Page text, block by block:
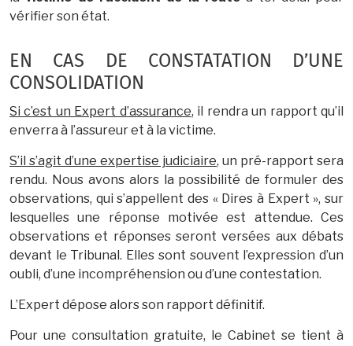
vérifier son état.
EN CAS DE CONSTATATION D’UNE
CONSOLIDATION
Si c’est un Expert d’assurance, il rendra un rapport qu’il
enverra à l’assureur et à la victime.
S’il s’agit d’une expertise judiciaire, un pré-rapport sera
rendu. Nous avons alors la possibilité de formuler des
observations, qui s’appellent des « Dires à Expert », sur
lesquelles une réponse motivée est attendue. Ces
observations et réponses seront versées aux débats
devant le Tribunal. Elles sont souvent l’expression d’un
oubli, d’une incompréhension ou d’une contestation.
L’Expert dépose alors son rapport définitif.
Pour une consultation gratuite, le Cabinet se tient à